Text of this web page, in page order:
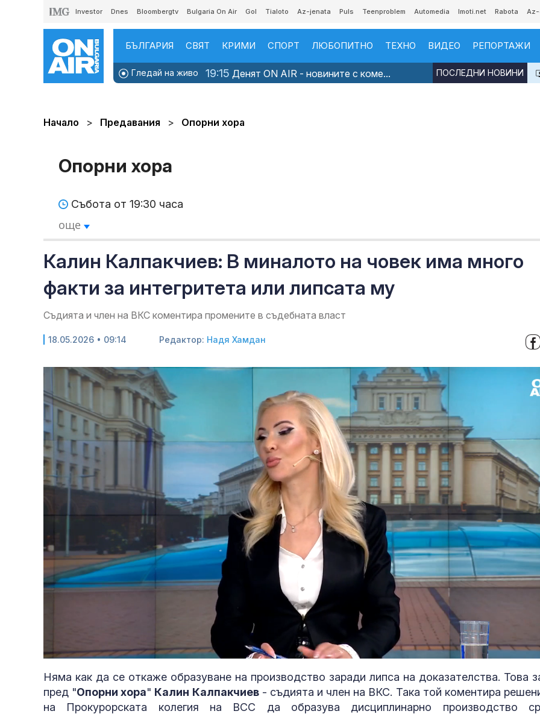
Investor Dnes Bloombergtv Bulgaria On Air Gol Tialoto Az-jenata Puls Teenproblem Automedia Imoti.net Rabota
БЪЛГАРИЯ СВЯТ КРИМИ СПОРТ ЛЮБОПИТНО ТЕХНО ВИДЕО РЕПОРТАЖИ
Гледай на живо 19:15 Денят ON AIR - новините с коме... ПОСЛЕДНИ НОВИНИ
Начало Предавания Опорни хора
Опорни хора
Събота от 19:30 часа
още
Калин Калпакчиев: В миналото на човек има много
факти за интегритета или липсата му
Съдията и член на ВКС коментира промените в съдебната власт
18.05.2026 • 09:14 Редактор: Надя Хамдан
Unmute Loaded:
4.19%
Няма как да се откаже образуване на производство заради липса на доказателства. Това
пред "Опорни хора" Калин Калпакчиев- съдията и член на ВКС. Така той коментира
на Прокурорската колегия на ВСС да образува дисциплинарно производство